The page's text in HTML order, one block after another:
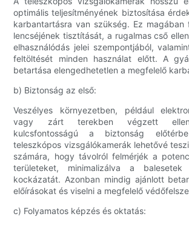
optimális teljesítményének biztosítása
karbantartásra van szükség. Ez magában
lencséjének tisztítását, a rugalmas cső
elhasználódás jelei szempontjából,
feltöltését minden használat előtt. A
betartása elengedhetetlen a megfelelő
b) Biztonság az első:
Veszélyes környezetben, például
vagy zárt terekben végzett
kulcsfontosságú a biztonság
teleszkópos vizsgálókamerák lehetővé
számára, hogy távolról felmérjék a
területeket, minimalizálva a balesetek
kockázatát. Azonban mindig ajánlott
előírásokat és viselni a megfelelő
c) Folyamatos képzés és oktatás: